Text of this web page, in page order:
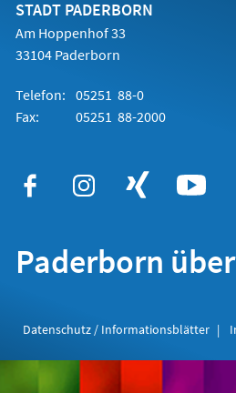
STADT PADERBORN
Am Hoppenhof 33
33104 Paderborn
Telefon: 05251 88-0
Fax:
05251 88-2000
Paderborn
Datenschutz / Informationsblätter